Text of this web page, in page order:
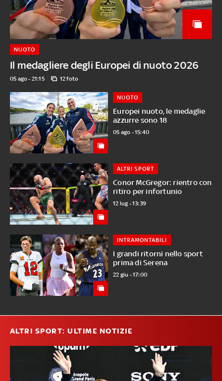
Il medagliere degli Europei di nuoto 2026
NUOTO
05 ago - 21:15 12 foto
Europei nuoto, le medaglie
azzurre sono 18
NUOTO
05 ago - 15:40
Conor McGregor: rientro con
ritiro per infortunio
ALTRI SPORT
12 lug - 13:39
I grandi ritorni nello sport
prima di Serena
INTRAMONTABILI
22 giu - 17:00
ALTRI SPORT: ULTIME NOTIZIE